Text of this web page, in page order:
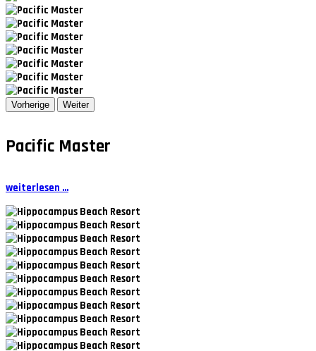
Vorherige Weiter
Pacific Master
weiterlesen ...